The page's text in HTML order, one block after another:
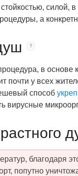
силой,
а
в основе
почти у всех
способ
вирусные
благодаря
попутно